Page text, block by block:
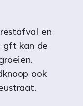
en
gft kan de
ook